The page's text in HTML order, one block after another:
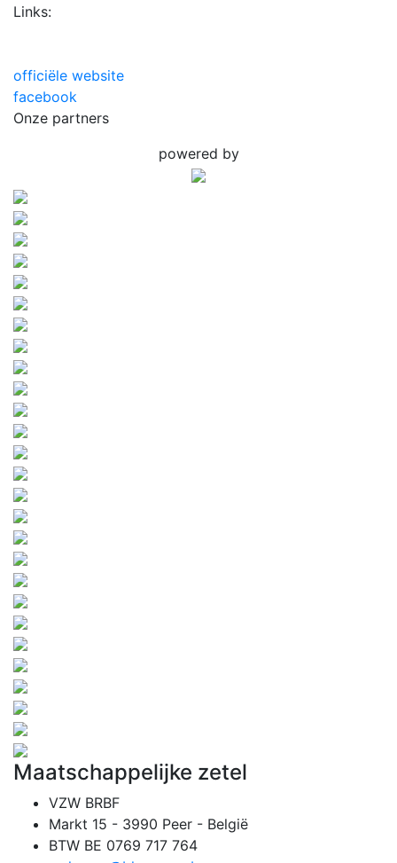
Links:
officiële website
facebook
Onze partners
powered by
Maatschappelijke zetel
VZW BRBF
Markt 15 - 3990 Peer - België
BTW BE 0769 717 764